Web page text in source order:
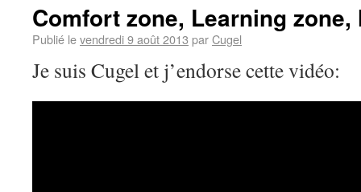
Comfort zone, Learning zone,
Publié levendredi 9 août 2013 parCugel
Je suis Cugel et j’endorse cette vidéo: